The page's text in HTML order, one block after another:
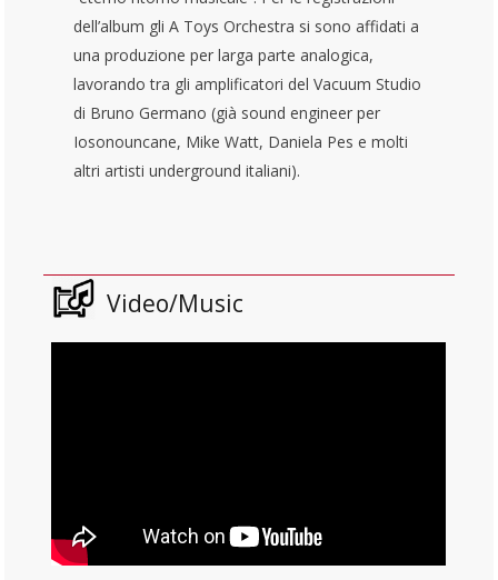
dell’album gli A Toys Orchestra si sono affidati a
una produzione per larga parte analogica,
lavorando tra gli amplificatori del Vacuum Studio
di Bruno Germano (già sound engineer per
Iosonouncane, Mike Watt, Daniela Pes e molti
altri artisti underground italiani).
Video/Music